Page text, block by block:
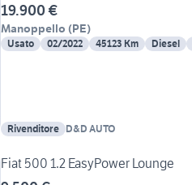
19.900 €
Manoppello (PE)
Usato 02/2022 45123 Km Diesel
Rivenditore D&D AUTO
Fiat 500 1.2 EasyPower Lounge